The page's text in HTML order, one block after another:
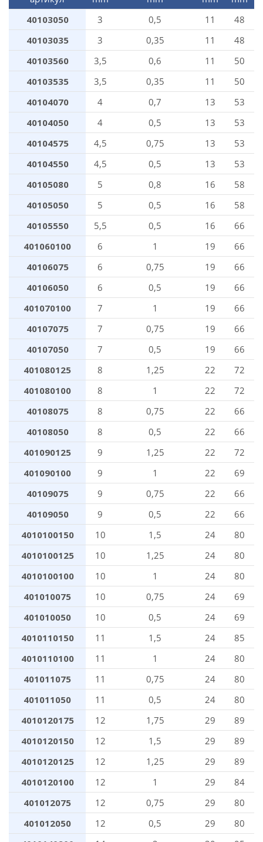
40103050
3 0,5 11
48
40103035
3 0,35 11
48
40103560
3,5 0,6 11
50
40103535
3,5 0,35 11
50
40104070
4 0,7 13
53
40104050
4 0,5 13
53
40104575
4,5 0,75 13
53
40104550
4,5 0,5 13
53
40105080
5 0,8 16
58
40105050
5 0,5 16
58
40105550
5,5 0,5 16
66
401060100
6 1 19
66
40106075
6 0,75 19
66
40106050
6 0,5 19
66
401070100
7 1 19
66
40107075
7 0,75 19
66
40107050
7 0,5 19
66
401080125
8 1,25 22
72
401080100
8 1 22
72
40108075
8 0,75 22
66
40108050
8 0,5 22
66
401090125
9 1,25 22
72
401090100
9 1 22
69
40109075
9 0,75 22
66
40109050
9 0,5 22
66
4010100150
10 1,5 24
80
4010100125
10 1,25 24
80
4010100100
10 1 24
80
401010075
10 0,75 24
69
401010050
10 0,5 24
69
4010110150
11 1,5 24
85
4010110100
11 1 24
80
401011075
11 0,75 24
80
401011050
11 0,5 24
80
4010120175
12 1,75 29
89
4010120150
12 1,5 29
89
4010120125
12 1,25 29
89
4010120100
12 1 29
84
401012075
12 0,75 29
80
401012050
12 0,5 29
80